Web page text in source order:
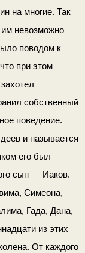
на многие. Так
им невозможно
поводом к
при этом
собственный
поведение.
и называется
его был
сын — Иаков.
Симеона,
Гада, Дана,
из этих
От каждого